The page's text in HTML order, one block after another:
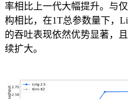
率相比上一代大幅提升。与
构相比，在1T总参数量下，
的吞吐表现依然优势显著，
续扩大。